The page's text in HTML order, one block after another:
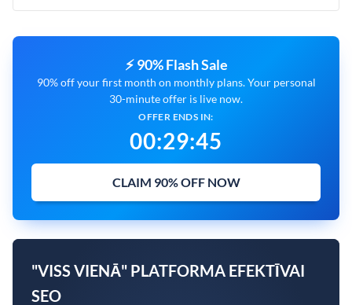
⚡ 90% Flash Sale
90% off your first month on monthly plans. Your personal
30-minute offer is live now.
OFFER ENDS IN:
00:29:44
CLAIM 90% OFF NOW
"VISS VIENĀ" PLATFORMA EFEKTĪVAI
SEO